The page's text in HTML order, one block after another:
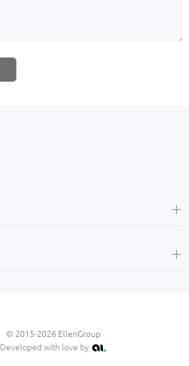
© 2015-2026 EllenGroup
Developed with love by